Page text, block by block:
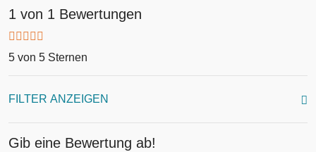
1 von 1 Bewertungen
5 von 5 Sternen
FILTER ANZEIGEN
Gib eine Bewertung ab!